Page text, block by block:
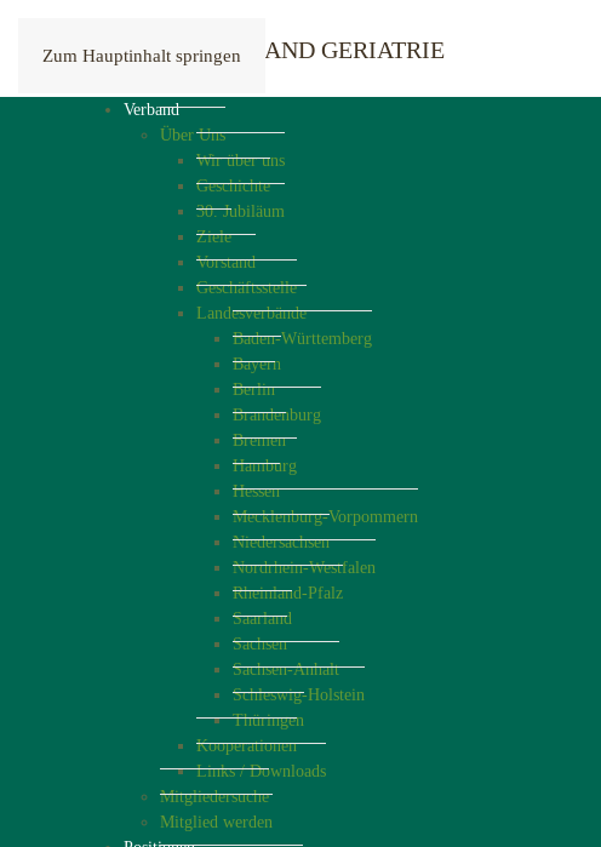
Zum Hauptinhalt springen
Verband
Über Uns
Wir über uns
Geschichte
30. Jubiläum
Ziele
Vorstand
Geschäftsstelle
Landesverbände
Baden-Württemberg
Bayern
Berlin
Brandenburg
Bremen
Hamburg
Hessen
Mecklenburg-Vorpommern
Niedersachsen
Nordrhein-Westfalen
Rheinland-Pfalz
Saarland
Sachsen
Sachsen-Anhalt
Schleswig-Holstein
Thüringen
Kooperationen
Links / Downloads
Mitgliedersuche
Mitglied werden